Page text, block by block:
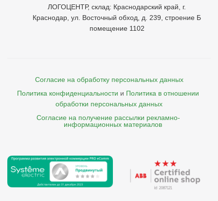
ЛОГОЦЕНТР, склад: Краснодарский край, г.
Краснодар, ул. Восточный обход, д. 239, строение Б
помещение 1102
Согласие на обработку персональных данных
Политика конфиденциальности и Политика в отношении
обработки персональных данных
Согласие на получение рассылки рекламно-
    информационных материалов